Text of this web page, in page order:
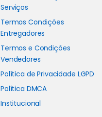
Serviços
Termos Condições
Entregadores
Termos e Condições
Vendedores
Política de Privacidade LGPD
Política DMCA
Institucional